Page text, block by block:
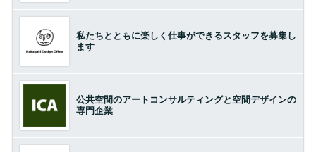
私たちとともに楽しく仕事ができるスタッフを募集し
ます
公共空間のアートコンサルティングと空間デザインの
専門企業